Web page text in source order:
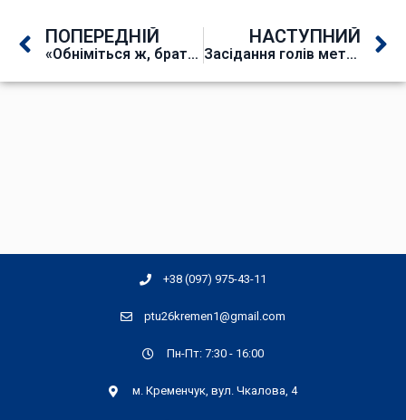
ПОПЕРЕДНІЙ
«Обніміться ж, брати мої…» – конкурс читців поезії Т.Г.Шевченка
НАСТУПНИЙ
Засідання голів методичних комісій від 14.03.2024 року
+38 (097) 975-43-11
ptu26kremen1@gmail.com
Пн-Пт: 7:30 - 16:00
м. Кременчук, вул. Чкалова, 4